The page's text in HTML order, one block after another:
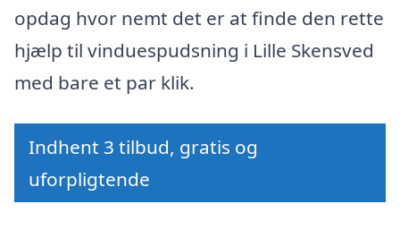
opdag hvor nemt det er at finde den rette
hjælp til vinduespudsning i Lille Skensved
med bare et par klik.
Indhent 3 tilbud, gratis og
uforpligtende